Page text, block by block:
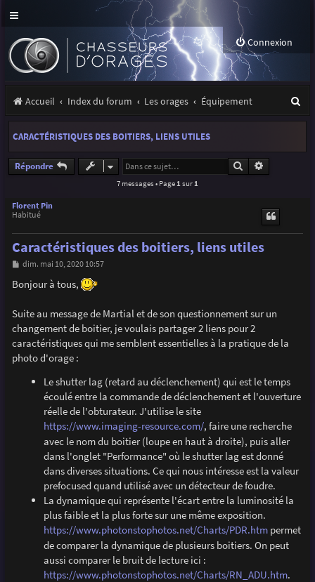
Connexion
Accueil Index du forum Les orages Équipement
e
CARACTÉRISTIQUES DES BOITIERS, LIENS UTILES
Répondre Rechercher
7 messages • Page 1 sur 1
Florent Pin
Habitué
Caractéristiques des boitiers, liens utiles
M
s
s
g
e
dim. mai 10, 2020 10:57
Bonjour à tous,
Suite au message de Martial et de son questionnement sur un
changement de boitier, je voulais partager 2 liens pour 2
caractéristiques qui me semblent essentielles à la pratique de la
photo d'orage :
Le shutter lag (retard au déclenchement) qui est le temps
écoulé entre la commande de déclenchement et l'ouverture
réelle de l'obturateur. J'utilise le site
https://www.imaging-resource.com/, faire une recherche
avec le nom du boitier (loupe en haut à droite), puis aller
dans l'onglet "Performance" où le shutter lag est donné
dans diverses situations. Ce qui nous intéresse est la valeur
prefocused quand utilisé avec un détecteur de foudre.
La dynamique qui représente l'écart entre la luminosité la
plus faible et la plus forte sur une même exposition.
https://www.photonstophotos.net/Charts/PDR.htm permet
de comparer la dynamique de plusieurs boitiers. On peut
aussi comparer le bruit de lecture ici :
https://www.photonstophotos.net/Charts/RN_ADU.htm.